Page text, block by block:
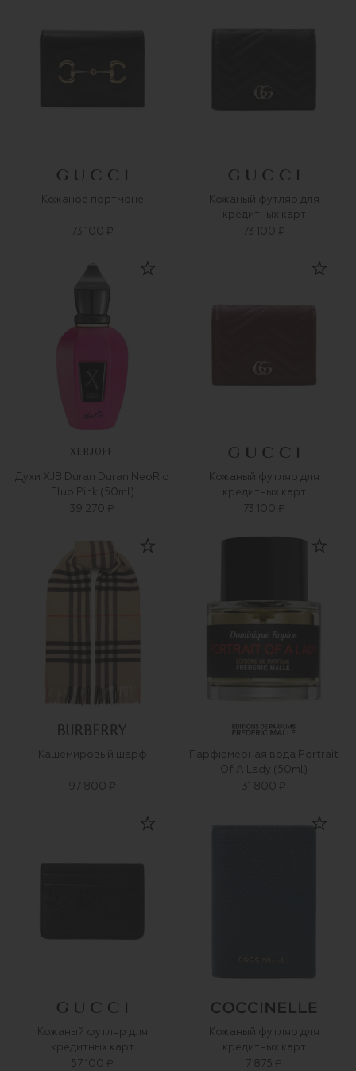
Кожаное портмоне
73 100 ₽
Кожаный футляр для
кредитных карт
73 100 ₽
XERJOFF
Духи XJB Duran Duran NeoRio
Fluo Pink (50ml)
39 270 ₽
Кожаный футляр для
кредитных карт
73 100 ₽
Кашемировый шарф
97 800 ₽
Парфюмерная вода Portrait
Of A Lady (50ml)
31 800 ₽
Кожаный футляр для
кредитных карт
57 100 ₽
Кожаный футляр для
кредитных карт
7 875 ₽